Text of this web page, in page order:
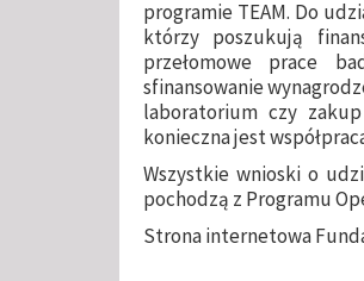
programie TEAM. Do
którzy poszukują
przełomowe prace
sfinansowanie
laboratorium czy
konieczna jest
Wszystkie wnioski o
pochodzą z Programu
Strona internetowa